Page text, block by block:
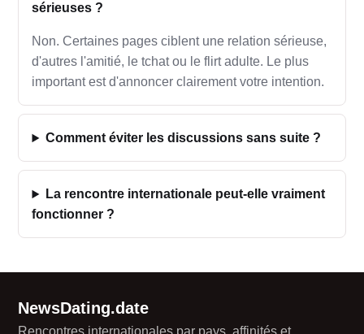
sérieuses ?
Non. Certaines pages ciblent une relation sérieuse,
d'autres l'amitié, le tchat ou le flirt adulte. Le plus
important est d'annoncer clairement votre intention.
Comment éviter les discussions sans suite ?
La rencontre internationale peut-elle vraiment
fonctionner ?
NewsDating.date